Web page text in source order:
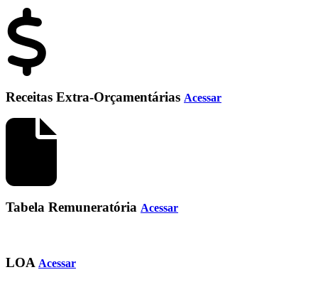
Receitas Extra-Orçamentárias Acessar
Tabela Remuneratória Acessar
LOA Acessar